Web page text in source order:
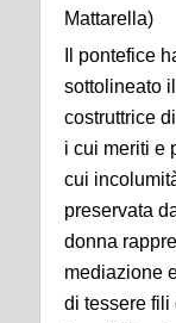
Mattarella)
Il pontefice
sottolineato
costruttrice
i cui meriti e
cui
preservata
donna
mediazione
di tessere fili